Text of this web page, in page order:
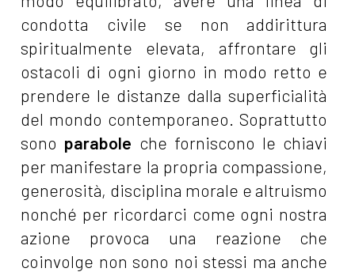
condotta civile se non addirittura
spiritualmente elevata, affrontare gli
ostacoli di ogni giorno in modo retto e
prendere le distanze dalla superficialità
del mondo contemporaneo. Soprattutto
sono parabole che forniscono le chiavi
per manifestare la propria compassione,
generosità, disciplina morale e altruismo
nonché per ricordarci come ogni nostra
azione provoca una reazione che
coinvolge non sono noi stessi ma anche